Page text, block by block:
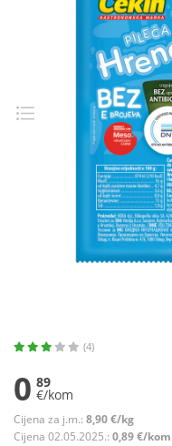
(4)
0 89
€/kom
Cijena za j.m.: 8,90 €/kg
Cijena 02.05.2025.: 0,89 €/kom